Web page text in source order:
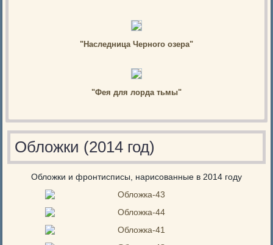
"Наследница Черного озера"
"Фея для лорда тьмы"
Обложки (2014 год)
Обложки и фронтисписы, нарисованные в 2014 году